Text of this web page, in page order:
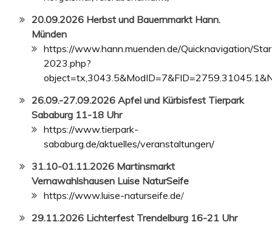
20.09.2026 Herbst und Bauernmarkt Hann.
Münden
https://www.hann.muenden.de/Quicknavigation/
2023.php?
26.09.-27.09.2026 Apfel und Kürbisfest Tierpark
Sababurg 11-18 Uhr
https://www.tierpark-
sababurg.de/aktuelles/veranstaltungen/
31.10-01.11.2026 Martinsmarkt
Vernawahlshausen Luise NaturSeife
https://www.luise-naturseife.de/
29.11.2026 Lichterfest Trendelburg 16-21 Uhr